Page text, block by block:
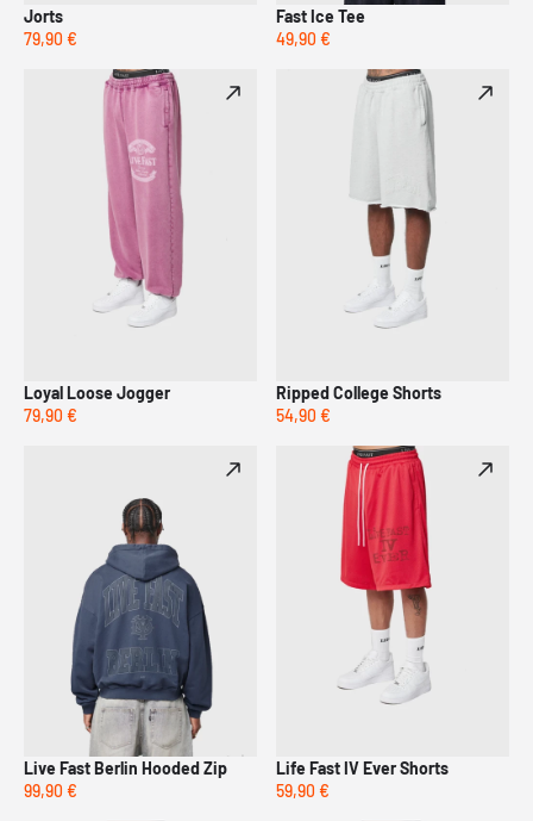
Jorts
79,90 €
Fast Ice Tee
49,90 €
Loyal Loose Jogger
79,90 €
Ripped College Shorts
54,90 €
Live Fast Berlin Hooded Zip
99,90 €
Life Fast IV Ever Shorts
59,90 €